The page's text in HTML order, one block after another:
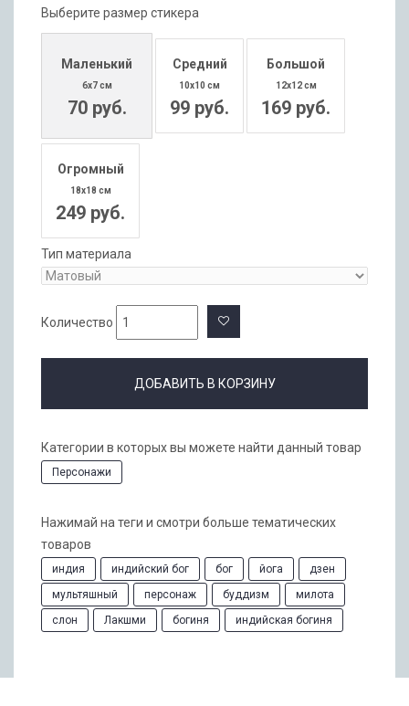
Выберите размер стикера
Маленький
6x7 см
70 руб.
Средний
10x10 см
99 руб.
Большой
12x12 см
169 руб.
Огромный
18x18 см
249 руб.
Тип материала
Количество
ДОБАВИТЬ В КОРЗИНУ
Категории в которых вы можете найти данный товар
Персонажи
Нажимай на теги и смотри больше тематических
товаров
индия индийский бог бог йога
дзен
мультяшный
персонаж буддизм
милота
слон
Лакшми богиня индийская богиня